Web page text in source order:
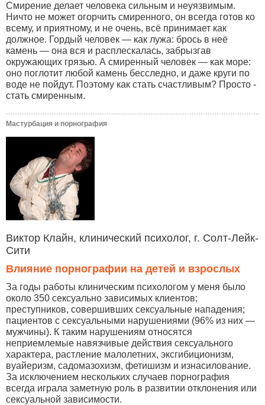
Смирение делает человека сильным и неуязвимым.
Ничто не может огорчить смиренного, он всегда готов ко
всему, и приятному, и не очень, всё принимает как
должное. Гордый человек — как лужа: брось в неё
камень — она вся и расплескалась, забрызгав
окружающих грязью. А смиренный человек — как море:
оно поглотит любой камень бесследно, и даже круги по
воде не пойдут. Поэтому как стать счастливым? Просто -
стать смиренным.
Мастурбация и порнография
Виктор Клайн, клинический психолог, г. Солт-Лейк-
Сити
Влияние порнографии на детей и взрослых
За годы работы клиническим психологом у меня было
около 350 сексуально зависимых клиентов;
преступников, совершивших сексуальные нападения;
пациентов с сексуальными нарушениями (96% из них —
мужчины). К таким нарушениям относятся
неприемлемые навязчивые действия сексуального
характера, растление малолетних, эксгибиционизм,
вуайеризм, садомазохизм, фетишизм и изнасилование.
За исключением нескольких случаев порнография
всегда играла заметную роль в развитии отклонения или
сексуальной зависимости.